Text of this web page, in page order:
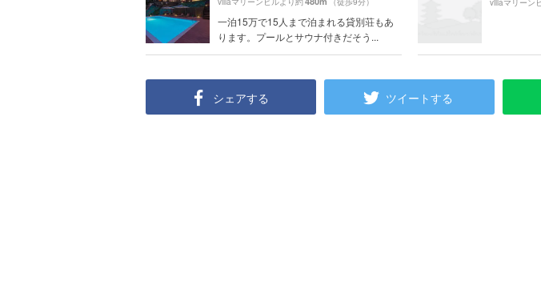
一泊15万で15人まで泊まれる貸別荘もあ
ります。プールとサウナ付きだそう...
villaマリーン
シェアする ツイートする